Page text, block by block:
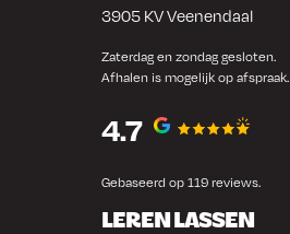
3905 KV Veenendaal
Zaterdag en zondag gesloten.
Afhalen is mogelijk op afspraak.
4.7
Gebaseerd op 119 reviews.
LEREN LASSEN